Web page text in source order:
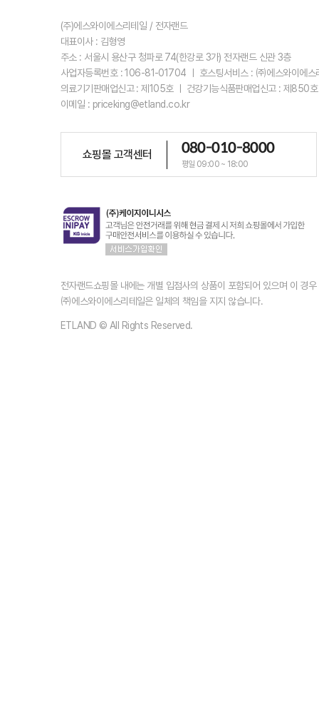
(주)에스와이에스리테일 / 전자랜드
대표이사 : 김형영
주소 : 서울시 용산구 청파로 74(한강로 3가) 전자랜드 신관 3층
사업자등록번호 : 106-81-01704 ㅣ 호스팅서비스 : ㈜에스와이에
의료기기판매업신고 : 제105호 ㅣ 건강기능식품판매업신고 : 제850
이메일 : priceking@etland.co.kr
쇼핑몰 고객센터 080-010-8000
평일 09:00 ~ 18:00
전자랜드쇼핑몰 내에는 개별 입점사의 상품이 포함되어 있으며 이 경
㈜에스와이에스리테일은 일체의 책임을 지지 않습니다.
ETLAND © All Rights Reserved.